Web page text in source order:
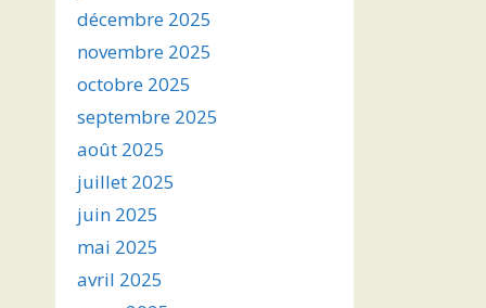
décembre 2025
novembre 2025
octobre 2025
septembre 2025
août 2025
juillet 2025
juin 2025
mai 2025
avril 2025